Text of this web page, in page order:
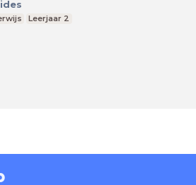
Leerjaar 2